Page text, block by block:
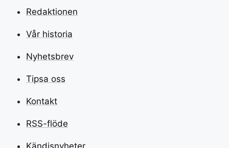
Redaktionen
Vår historia
Nyhetsbrev
Tipsa oss
Kontakt
RSS-flöde